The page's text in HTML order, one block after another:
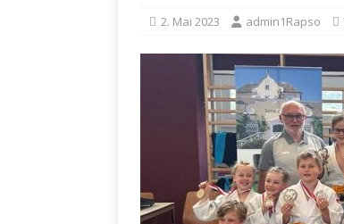
2. Mai 2023 admin1Rapso